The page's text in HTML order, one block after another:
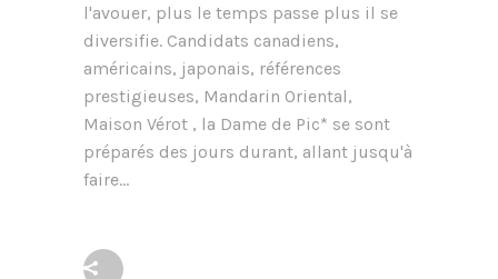
l'avouer, plus le temps passe plus il se
diversifie. Candidats canadiens,
américains, japonais, références
prestigieuses, Mandarin Oriental,
Maison Vérot , la Dame de Pic* se sont
préparés des jours durant, allant jusqu'à
faire...